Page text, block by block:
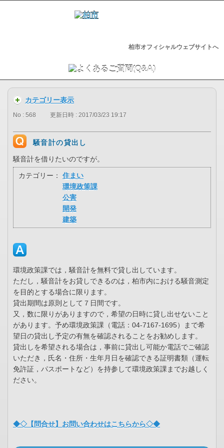
柏市オフィシャルウェブサイトへ
カテゴリー表示
No : 568 更新日時 : 2017/03/23 19:17
騒音計の貸出し
騒音計を借りたいのですが。
カテゴリー：
住まい
環境政策課
公害
開発
建築
環境政策課では，騒音計を無料で貸し出しています。
ただし，騒音計をお貸しできるのは，柏市内における騒音測定
を目的とする場合に限ります。
貸出期間は原則として７日間です。
又，数に限りがありますので，希望の日時に貸し出せないこと
があります。予め環境政策課（電話：04-7167-1695）まで希
望日の貸出し予定の有無を確認されることをお勧めします。
貸出しを希望される場合は，事前に貸出し可能か電話でご確認
いただき，氏名・住所・生年月日を確認できる証明書類（運転
免許証，パスポートなど）を持参して環境政策課までお越しく
ださい。
◆◇【問合せ】お問い合わせはこちらから◇◆